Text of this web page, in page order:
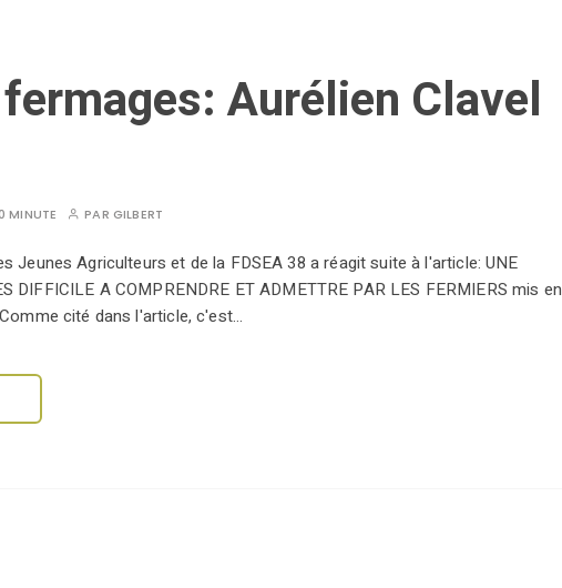
Aurélien Clavel
0 MINUTE PAR GILBERT
Jeunes Agriculteurs et de la FDSEA 38 a réagit suite à l'article: UNE
DIFFICILE A COMPRENDRE ET ADMETTRE PAR LES FERMIERS mis en
cité dans l'article, c'est…